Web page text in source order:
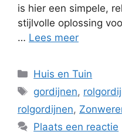
is hier een simpele,
stijlvolle oplossing
… Lees meer
Categorieën
Huis en Tuin
Tags
gordijnen,
rolgordijnen,
Plaats een reactie